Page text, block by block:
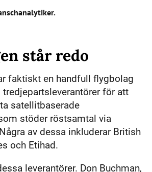
står redo
faktiskt en handfull flygbolag
för att
satellitbaserade
stöder röstsamtal via
av dessa inkluderar British
och Etihad.
leverantörer. Don Buchman,